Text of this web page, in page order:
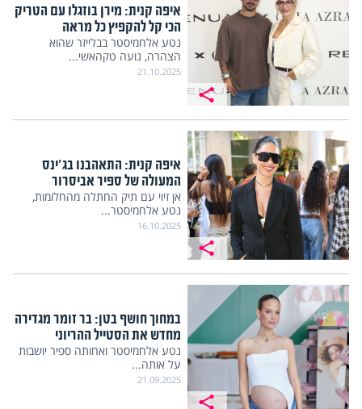
איפה קנית: מירן בוזגלו עם הטריק
הכי קל להקפיץ כל מראה
נטע אלחמיסטר בבלייזר שהוא
הצהרה, נועה טקהאשי...
21.10.2025
איפה קנית: התאהבנו בג'ינס
המעולה של ספיר אביסרור
אן זיוי עם תיק החתלה מהחלומות,
נטע אלחמיסטר...
16.10.2025
במחוך חושף בטן: בר זומר מגדירה
מחדש את הסטייל ההריוני
נטע אלחמיסטר ואחותה ספיר יושבות
על אותה...
21.09.2025